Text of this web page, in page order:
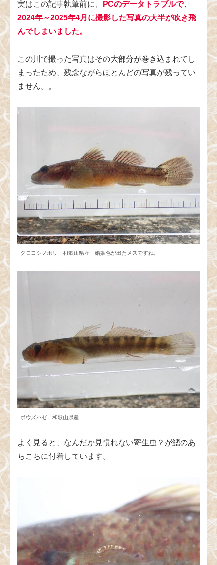
実はこの記事執筆前に、
PCのデータトラブルで、
2024年～2025年4月に撮影した写真の大半が吹き飛
んでしまいました。
この川で撮った写真はその大部分が巻き込まれてし
まったため、残念ながらほとんどの写真が残ってい
ません。。
クロヨシノボリ 和歌山県産 婚姻色が出たメスですね。
ボウズハゼ 和歌山県産
よく見ると、なんだか見慣れない寄生虫？が鰭のあ
ちこちに付着しています。